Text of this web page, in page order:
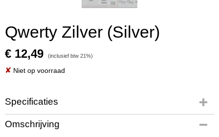
Qwerty Zilver (Silver)
€ 12,49 (inclusief btw 21%)
✘ Niet op voorraad
Specificaties
Productcode
2007
Omschrijving